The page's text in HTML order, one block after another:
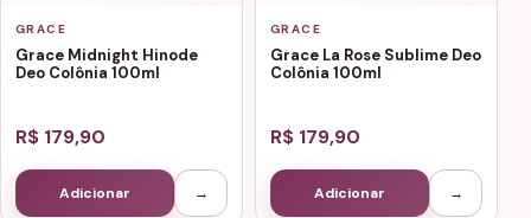
GRACE
Grace Midnight Hinode
Deo Colônia 100ml
R$ 179,90
Adicionar →
GRACE
Grace La Rose Sublime Deo
Colônia 100ml
R$ 179,90
Adicionar →